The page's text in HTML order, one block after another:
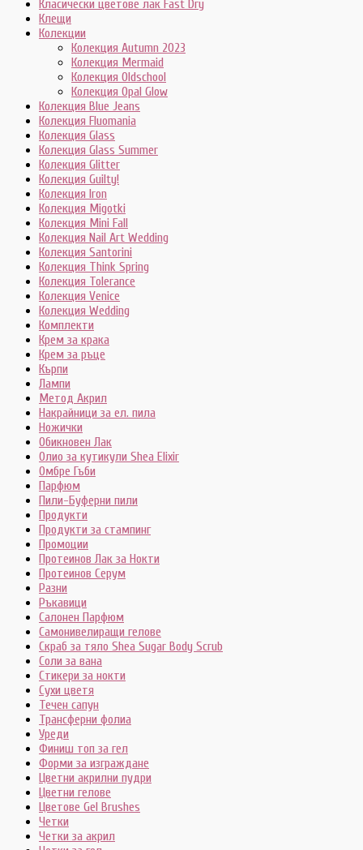
Класически цветове лак Fast Dry
Клещи
Колекции
Колекция Autumn 2023
Колекция Mermaid
Колекция Oldschool
Колекция Opal Glow
Колекция Blue Jeans
Колекция Fluomania
Колекция Glass
Колекция Glass Summer
Колекция Glitter
Колекция Guilty!
Колекция Iron
Колекция Migotki
Колекция Mini Fall
Колекция Nail Art Wedding
Колекция Santorini
Колекция Think Spring
Колекция Tolerance
Колекция Venice
Колекция Wedding
Комплекти
Крем за крака
Крем за ръце
Кърпи
Лампи
Метод Акрил
Накрайници за ел. пила
Ножички
Обикновен Лак
Олио за кутикули Shea Elixir
Омбре Гъби
Парфюм
Пили-Буферни пили
Продукти
Продукти за стампинг
Промоции
Протеинов Лак за Нокти
Протеинов Серум
Разни
Ръкавици
Салонен Парфюм
Самонивелиращи гелове
Скраб за тяло Shea Sugar Body Scrub
Соли за вана
Стикери за нокти
Сухи цветя
Течен сапун
Трансферни фолиа
Уреди
Финиш топ за гел
Форми за изграждане
Цветни акрилни пудри
Цветни гелове
Цветове Gel Brushes
Четки
Четки за акрил